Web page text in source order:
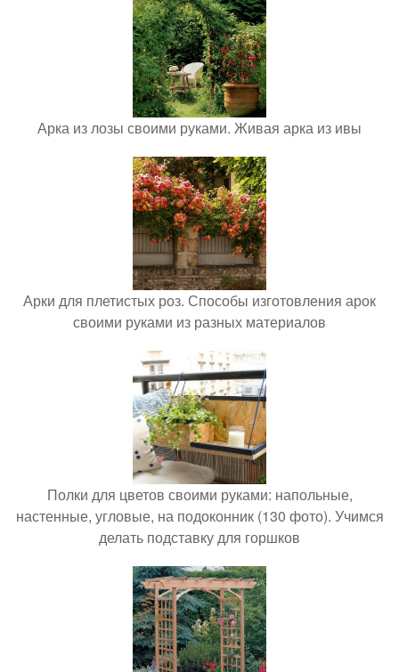
Арка из лозы своими руками. Живая арка из ивы
Арки для плетистых роз. Способы изготовления арок
своими руками из разных материалов
Полки для цветов своими руками: напольные,
настенные, угловые, на подоконник (130 фото). Учимся
делать подставку для горшков